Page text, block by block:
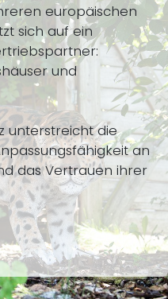
europäischen
sich auf ein
und
unterstreicht die
an
das Vertrauen ihrer